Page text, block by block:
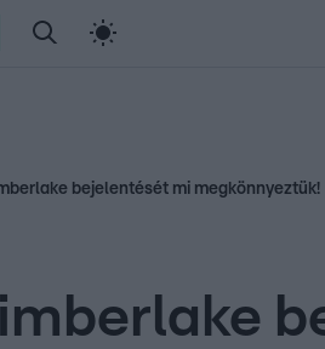
István Most Wanted
bejelentését mi megkönnyeztük!